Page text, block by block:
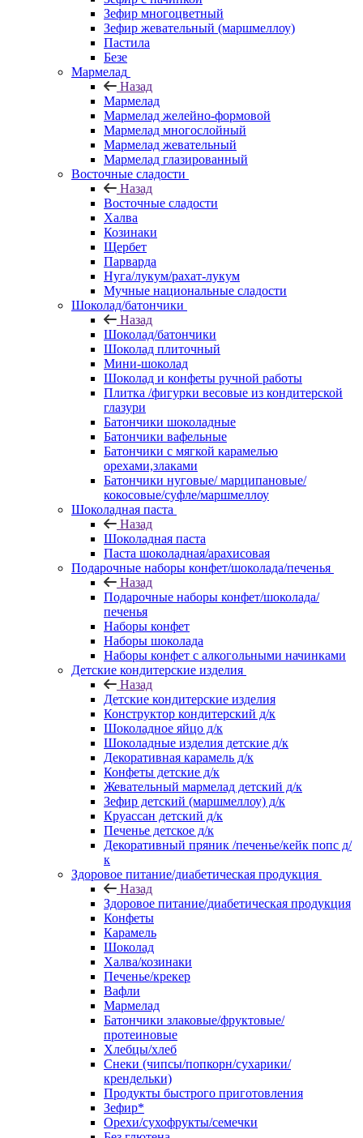
Зефир многоцветный
Зефир жевательный (маршмеллоу)
Пастила
Безе
Мармелад
Назад
Мармелад
Мармелад желейно-формовой
Мармелад многослойный
Мармелад жевательный
Мармелад глазированный
Восточные сладости
Назад
Восточные сладости
Халва
Козинаки
Щербет
Парварда
Нуга/лукум/рахат-лукум
Мучные национальные сладости
Шоколад/батончики
Назад
Шоколад/батончики
Шоколад плиточный
Мини-шоколад
Шоколад и конфеты ручной работы
Плитка /фигурки весовые из кондитерской
глазури
Батончики шоколадные
Батончики вафельные
Батончики с мягкой карамелью
орехами,злаками
Батончики нуговые/ марципановые/
кокосовые/суфле/маршмеллоу
Шоколадная паста
Назад
Шоколадная паста
Паста шоколадная/арахисовая
Подарочные наборы конфет/шоколада/печенья
Назад
Подарочные наборы конфет/шоколада/
печенья
Наборы конфет
Наборы шоколада
Наборы конфет с алкогольными начинками
Детские кондитерские изделия
Назад
Детские кондитерские изделия
Конструктор кондитерский д/к
Шоколадное яйцо д/к
Шоколадные изделия детские д/к
Декоративная карамель д/к
Конфеты детские д/к
Жевательный мармелад детский д/к
Зефир детский (маршмеллоу) д/к
Круассан детский д/к
Печенье детское д/к
Декоративный пряник /печенье/кейк попс д/
к
Здоровое питание/диабетическая продукция
Назад
Здоровое питание/диабетическая продукция
Конфеты
Карамель
Шоколад
Халва/козинаки
Печенье/крекер
Вафли
Мармелад
Батончики злаковые/фруктовые/
протеиновые
Хлебцы/хлеб
Снеки (чипсы/попкорн/сухарики/
крендельки)
Продукты быстрого приготовления
Зефир*
Орехи/сухофрукты/семечки